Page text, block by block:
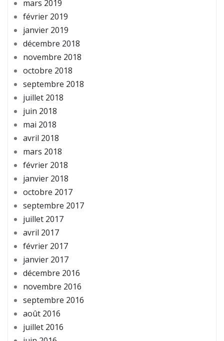
mars 2019
février 2019
janvier 2019
décembre 2018
novembre 2018
octobre 2018
septembre 2018
juillet 2018
juin 2018
mai 2018
avril 2018
mars 2018
février 2018
janvier 2018
octobre 2017
septembre 2017
juillet 2017
avril 2017
février 2017
janvier 2017
décembre 2016
novembre 2016
septembre 2016
août 2016
juillet 2016